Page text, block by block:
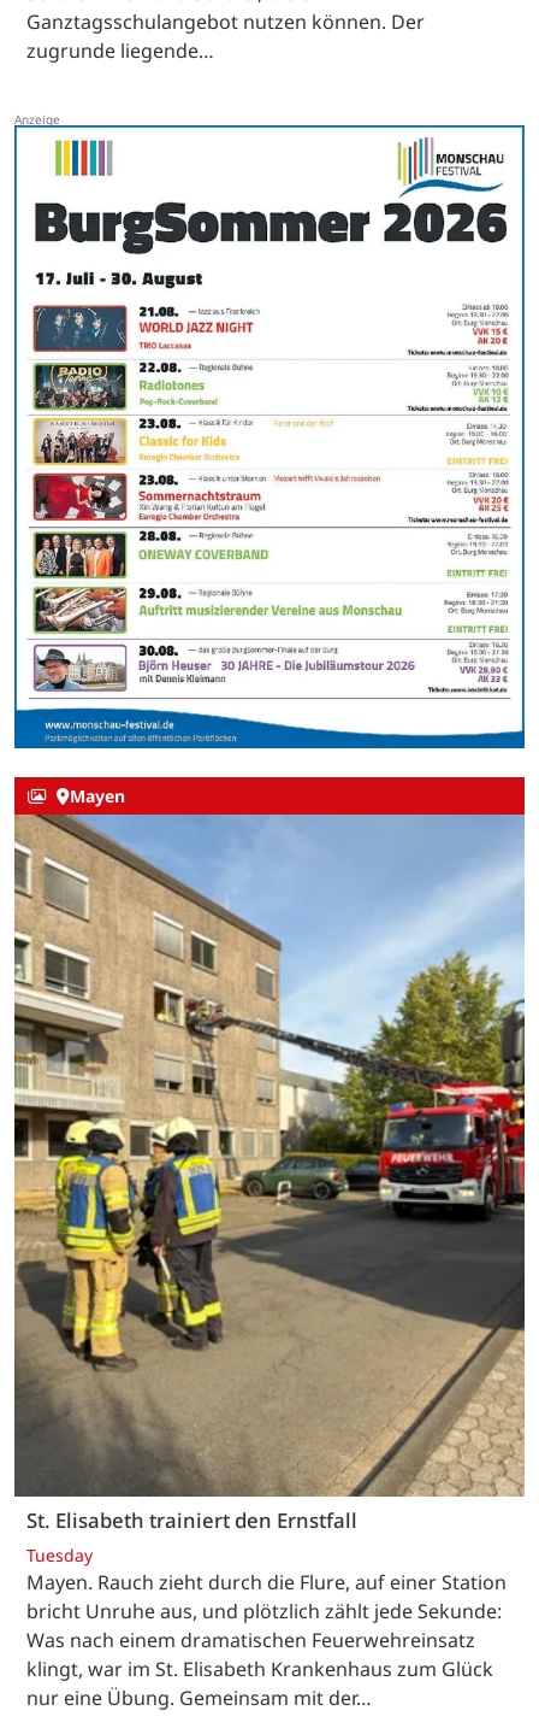
Ganztagsschulangebot nutzen können. Der
zugrunde liegende…
Mayen
St. Elisabeth trainiert den Ernstfall
Tuesday
Mayen. Rauch zieht durch die Flure, auf einer Station
bricht Unruhe aus, und plötzlich zählt jede Sekunde:
Was nach einem dramatischen Feuerwehreinsatz
klingt, war im St. Elisabeth Krankenhaus zum Glück
nur eine Übung. Gemeinsam mit der…